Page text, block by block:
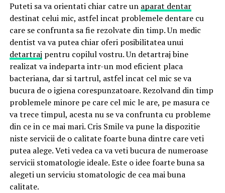
Puteti sa va orientati chiar catre un aparat dentar
destinat celui mic, astfel incat problemele dentare cu
care se confrunta sa fie rezolvate din timp. Un medic
dentist va va putea chiar oferi posibilitatea unui
detartraj pentru copilul vostru. Un detartraj bine
realizat va indeparta intr-un mod eficient placa
bacteriana, dar si tartrul, astfel incat cel mic se va
bucura de o igiena corespunzatoare. Rezolvand din timp
problemele minore pe care cel mic le are, pe masura ce
va trece timpul, acesta nu se va confrunta cu probleme
din ce in ce mai mari. Cris Smile va pune la dispozitie
niste servicii de o calitate foarte buna dintre care veti
putea alege. Veti vedea ca va veti bucura de numeroase
servicii stomatologie ideale. Este o idee foarte buna sa
alegeti un serviciu stomatologic de cea mai buna
calitate.